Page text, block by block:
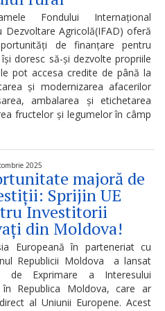
Fondului Internațional
Dezvoltare Agricolă(IFAD) oferă
de finanțare pentru
doresc să-și dezvolte propriile
pot accesa credite de până la
și modernizarea afacerilor
ambalarea și etichetarea
fructelor și legumelor în câmp
2025
majoră de
Sprijin UE
Investitorii
din Moldova!
Europeană în parteneriat cu
Republicii Moldova a lansat
de Exprimare a Interesului
Republica Moldova, care ar
al Uniunii Europene. Acest